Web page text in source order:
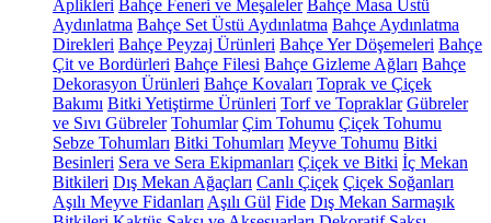
Aplikleri Bahçe Feneri ve Meşaleler Bahçe Masa Üstü
Aydınlatma Bahçe Set Üstü Aydınlatma Bahçe Aydınlatma
Direkleri Bahçe Peyzaj Ürünleri Bahçe Yer Döşemeleri Bahçe
Çit ve Bordürleri Bahçe Filesi Bahçe Gizleme Ağları Bahçe
Dekorasyon Ürünleri Bahçe Kovaları Toprak ve Çiçek
Bakımı Bitki Yetiştirme Ürünleri Torf ve Topraklar Gübreler
ve Sıvı Gübreler Tohumlar Çim Tohumu Çiçek Tohumu
Sebze Tohumları Bitki Tohumları Meyve Tohumu Bitki
Besinleri Sera ve Sera Ekipmanları Çiçek ve Bitki İç Mekan
Bitkileri Dış Mekan Ağaçları Canlı Çiçek Çiçek Soğanları
Aşılı Meyve Fidanları Aşılı Gül Fide Dış Mekan Sarmaşık